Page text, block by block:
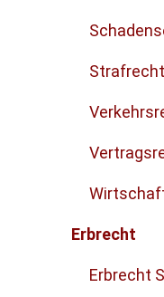
Strafrecht
Erbrecht
Erbrecht